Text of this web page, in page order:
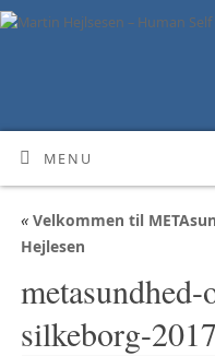
MENU
«Velkommen til
Hejlesen
silkeborg-2017